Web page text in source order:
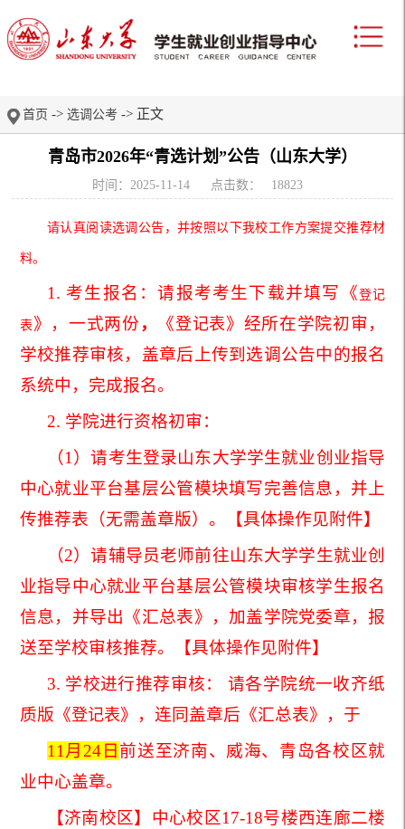
首页 -> 选调公考 -> 正文
青岛市2026年“青选计划”公告（山东大学）
时间：2025-11-14 点击数： 18823
请认真阅读选调公告，并按照以下我校工作方案提交推荐材
料。
1. 考生报名：请报考考生下载并填写《登记
表 》，一式两份 ， 《登记表》经所在学院初审，
学校推荐审核，盖章后上传到选调公告中的报名
系统中，完成报名。
2. 学院进行资格初审：
（1）请考生登录山东大学学生就业创业指导
中心就业平台基层公管模块填写完善信息，并上
传推荐表（无需盖章版）。【具体操作见附件】
（2）请辅导员老师前往山东大学学生就业创
业指导中心就业平台基层公管模块审核学生报名
信息，并导出《汇总表》，加盖学院党委章，报
送至学校审核推荐。【具体操作见附件】
3. 学校进行推荐审核： 请各学院统一收齐纸
质版《登记表》，连同盖章后《汇总表》，于
11月24日 前送至济南、威海、青岛各校区就
业中心盖章。
【济南校区】中心校区17-18号楼西连廊二楼